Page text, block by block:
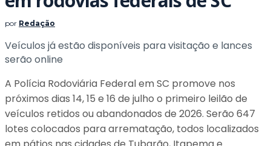
por Redação
Veículos já estão disponíveis para visitação e lances
serão online
A Polícia Rodoviária Federal em SC promove nos
próximos dias 14, 15 e 16 de julho o primeiro leilão de
veículos retidos ou abandonados de 2026. Serão 647
lotes colocados para arrematação, todos localizados